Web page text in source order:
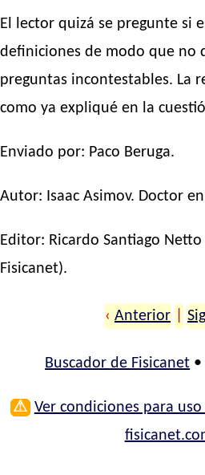
El lector quizá se pregunte si
definiciones de modo que no
preguntas incontestables. La
como ya expliqué en la
Enviado por: Paco Beruga.
Autor: Isaac Asimov. Doctor
Editor: Ricardo Santiago Netto
Fisicanet).
‹ Anterior
Buscador de Fisicanet •
⚠ Ver condiciones para